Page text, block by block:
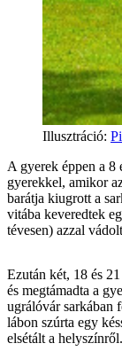
Illusztráció:
A gyerek éppen a 8
gyerekkel, amikor
barátja kiugrott a
vitába keveredtek
tévesen) azzal
Ezután két, 18 és
és megtámadta a
ugrálóvár sarkában
lábon szúrta egy
elsétált a helyszínről.